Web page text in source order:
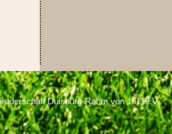
Duisburg-Rahm von 1511e.V.